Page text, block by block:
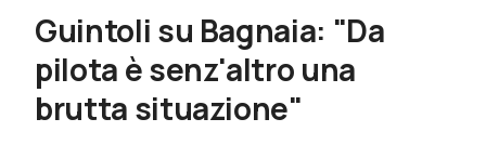
Guintoli su Bagnaia: "Da
pilota è senz'altro una
brutta situazione"